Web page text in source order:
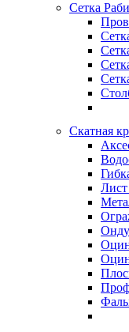
Сетка
Скатная